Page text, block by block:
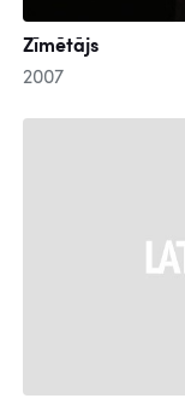
Zīmētājs
2007